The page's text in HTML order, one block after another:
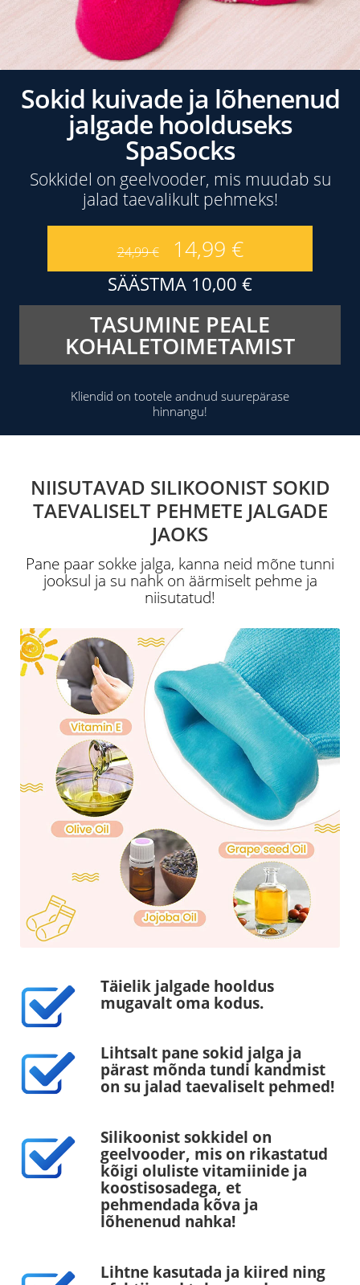
Sokid kuivade ja lõhenenud
jalgade hoolduseks
SpaSocks
Sokkidel on geelvooder, mis muudab su
jalad taevalikult pehmeks!
24,99€ 14,99 €
SÄÄSTMA 10,00 €
TASUMINE PEALE
KOHALETOIMETAMIST
Kliendid on tootele andnud suurepärase
hinnangu!
NIISUTAVAD SILIKOONIST SOKID
TAEVALISELT PEHMETE JALGADE
JAOKS
Pane paar sokke jalga, kanna neid mõne tunni
jooksul ja su nahk on äärmiselt pehme ja
niisutatud!
Täielik jalgade hooldus
mugavalt oma kodus.
Lihtsalt pane sokid jalga ja
pärast mõnda tundi kandmist
on su jalad taevaliselt pehmed!
Silikoonist sokkidel on
geelvooder, mis on rikastatud
kõigi oluliste vitamiinide ja
koostisosadega, et
pehmendada kõva ja
lõhenenud nahka!
Lihtne kasutada ja kiired ning